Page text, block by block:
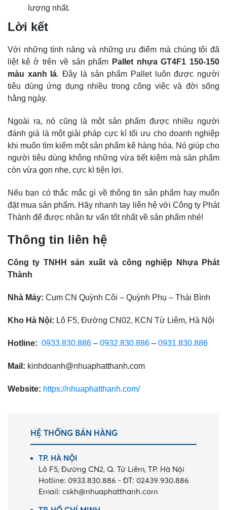
lượng nhất.
Lời kết
Với những tính năng và những ưu điểm mà chúng tôi đã
liệt kê ở trên về sản phẩm Pallet nhựa GT4F1 150-150
màu xanh lá. Đây là sản phẩm Pallet luôn được người
tiêu dùng ứng dụng nhiều trong công việc và đời sống
hằng ngày.
Ngoài ra, nó cũng là một sản phẩm được nhiều người
đánh giá là một giải pháp cực kì tối ưu cho doanh nghiệp
khi muốn tìm kiếm một sản phẩm kê hàng hóa. Nó giúp cho
người tiêu dùng không những vừa tiết kiệm mà sản phẩm
còn vừa gọn nhẹ, cực kì tiện lợi.
Nếu bạn có thắc mắc gì về thông tin sản phẩm hay muốn
đặt mua sản phẩm. Hãy nhanh tay liên hệ với Công ty Phát
Thành để được nhân tư vấn tốt nhất về sản phẩm nhé!
Thông tin liên hệ
Công ty TNHH sản xuất và công nghiệp Nhựa Phát
Thành
Nhà Máy: Cụm CN Quỳnh Côi – Quỳnh Phụ – Thái Bình
Kho Hà Nội: Lô F5, Đường CN02, KCN Từ Liêm, Hà Nội
Hotline: 0933.830.886 – 0932.830.886 – 0931.830.886
Mail: kinhdoanh@nhuaphatthanh.com
Website: https://nhuaphatthanh.com/
HỆ THỐNG BÁN HÀNG
TP. HÀ NỘI
Lô F5, Đường CN2, Q. Từ Liêm, TP. Hà Nội
Hotline: 0933.830.886 -ĐT: 02439.930.886
Email:cskh@nhuaphatthanh.com